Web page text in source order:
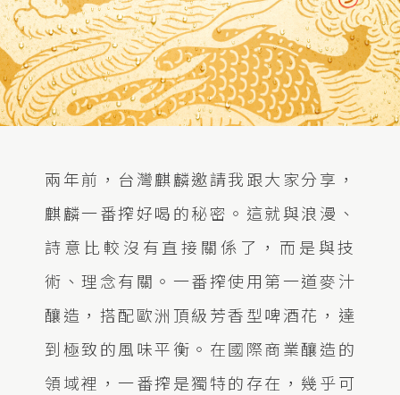
兩年前，台灣麒麟邀請我跟大家分享，
麒麟一番搾好喝的秘密。這就與浪漫、
詩意比較沒有直接關係了，而是與技
術、理念有關。一番搾使用第一道麥汁
釀造，搭配歐洲頂級芳香型啤酒花，達
到極致的風味平衡。在國際商業釀造的
領域裡，一番搾是獨特的存在，幾乎可